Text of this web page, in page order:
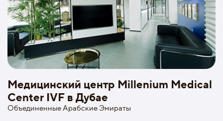
Медицинский центр Millenium Medical
Center IVF в Дубае
Объединенные Арабские Эмираты